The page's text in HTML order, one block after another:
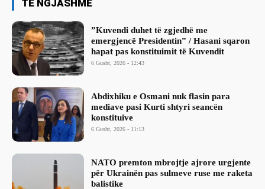
TË NGJASHME
​”Kuvendi duhet të zgjedhë me
emergjencë Presidentin” / Hasani sqaron
hapat pas konstituimit të Kuvendit
6 Gusht, 2026 - 12:43
Abdixhiku e Osmani nuk flasin para
mediave pasi Kurti shtyri seancën
konstituive
6 Gusht, 2026 - 11:13
NATO premton mbrojtje ajrore urgjente
për Ukrainën pas sulmeve ruse me raketa
balistike